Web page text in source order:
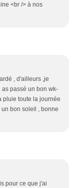
<br /> à nos
, d'ailleurs ,je
passé un bon wk-
pluie toute la journée
bon soleil , bonne
pour ce que j'ai